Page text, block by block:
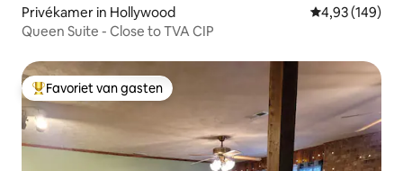
Privékamer in Hollywood Gemiddelde
4,93 (149)
Queen Suite - Close to TVA CIP
Topfavoriet van gasten
Favoriet van gasten